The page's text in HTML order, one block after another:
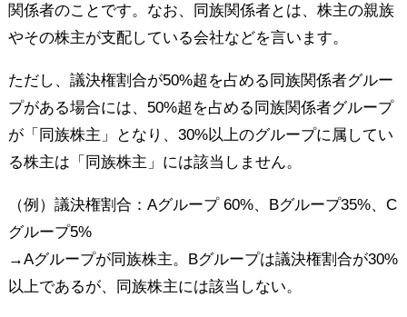
関係者のことです。なお、同族関係者とは、株主の親族
やその株主が支配している会社などを言います。
ただし、議決権割合が50%超を占める同族関係者グルー
プがある場合には、50%超を占める同族関係者グループ
が「同族株主」となり、30%以上のグループに属してい
る株主は「同族株主」には該当しません。
（例）議決権割合：Aグループ 60%、Bグループ35%、C
グループ5%
→Aグループが同族株主。Bグループは議決権割合が30%
以上であるが、同族株主には該当しない。